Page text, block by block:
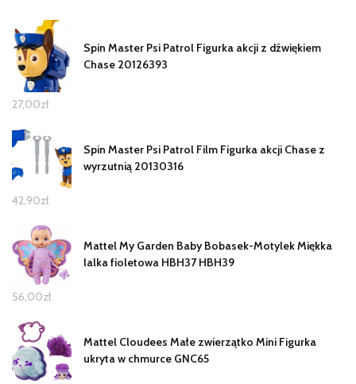
Spin Master Psi Patrol Figurka akcji z dźwiękiem
Chase 20126393
27,00zł
Spin Master Psi Patrol Film Figurka akcji Chase z
wyrzutnią 20130316
42,90zł
Mattel My Garden Baby Bobasek-Motylek Miękka
lalka fioletowa HBH37 HBH39
56,00zł
Mattel Cloudees Małe zwierzątko Mini Figurka
ukryta w chmurce GNC65